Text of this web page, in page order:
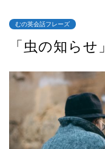
むの英会話フレーズ
「虫の知らせ